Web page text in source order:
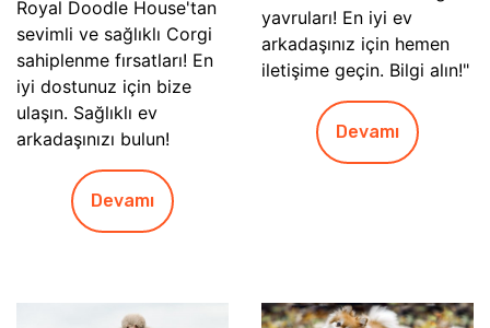
Royal Doodle House'tan
sevimli ve sağlıklı Corgi
sahiplenme fırsatları! En
iyi dostunuz için bize
ulaşın. Sağlıklı ev
arkadaşınızı bulun!
Devamı
yavruları! En iyi ev
arkadaşınız için hemen
iletişime geçin. Bilgi alın!"
Devamı